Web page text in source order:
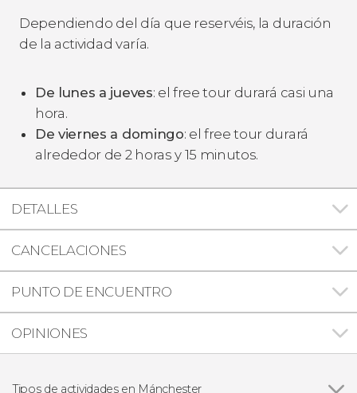
Dependiendo del día que reservéis, la duración
de la actividad varía.
De lunes a jueves: el free tour durará casi una
hora.
De viernes a domingo: el free tour durará
alrededor de 2 horas y 15 minutos.
DETALLES
CANCELACIONES
PUNTO DE ENCUENTRO
OPINIONES
Tipos de actividades en Mánchester